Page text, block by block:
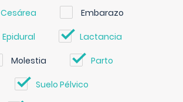
Cesárea Embarazo
Epidural Lactancia
Molestia Parto
Suelo Pélvico